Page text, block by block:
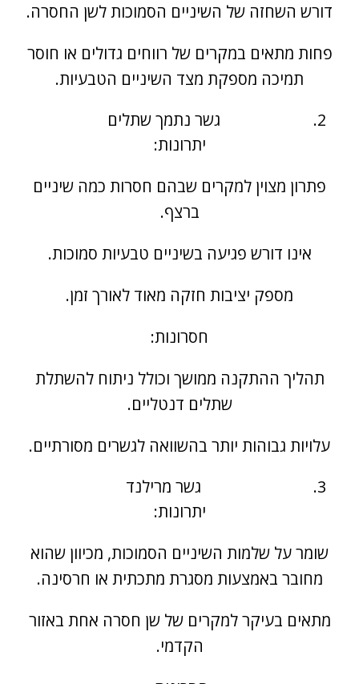
דורש השחזה של השיניים הסמוכות לשן החסרה.
פחות מתאים במקרים של רווחים גדולים או חוסר
תמיכה מספקת מצד השיניים הטבעיות.
גשר נתמך שתלים
יתרונות:
פתרון מצוין למקרים שבהם חסרות כמה שיניים
ברצף.
אינו דורש פגיעה בשיניים טבעיות סמוכות.
מספק יציבות חזקה מאוד לאורך זמן.
חסרונות:
תהליך ההתקנה ממושך וכולל ניתוח להשתלת
שתלים דנטליים.
עלויות גבוהות יותר בהשוואה לגשרים מסורתיים.
גשר מרילנד
יתרונות:
שומר על שלמות השיניים הסמוכות, מכיוון שהוא
מחובר באמצעות מסגרת מתכתית או חרסינה.
מתאים בעיקר למקרים של שן חסרה אחת באזור
הקדמי.